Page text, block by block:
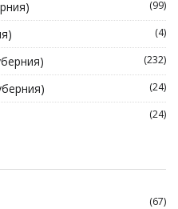
(99)
(4)
(232)
(24)
(24)
(67)